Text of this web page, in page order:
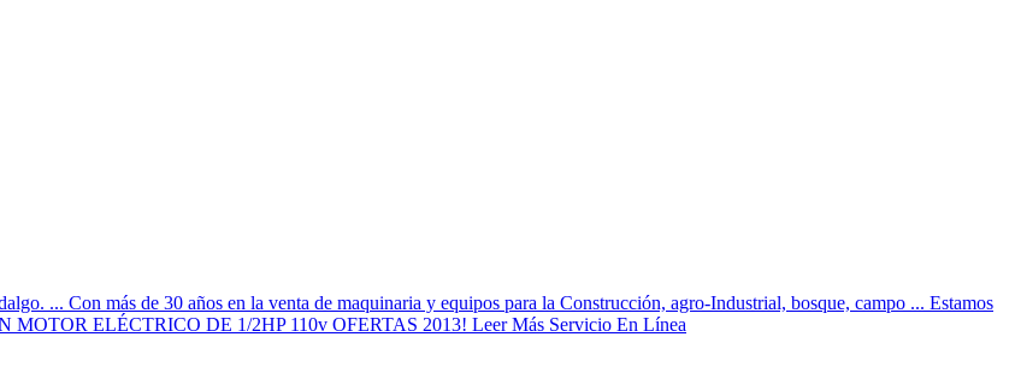
Con más de 30 años en la venta de maquinaria y equipos para la Construcción, agro-Industrial, bosque, campo ... Estamos
MOTOR ELÉCTRICO DE 1/2HP 110v OFERTAS 2013! Leer Más Servicio En Línea